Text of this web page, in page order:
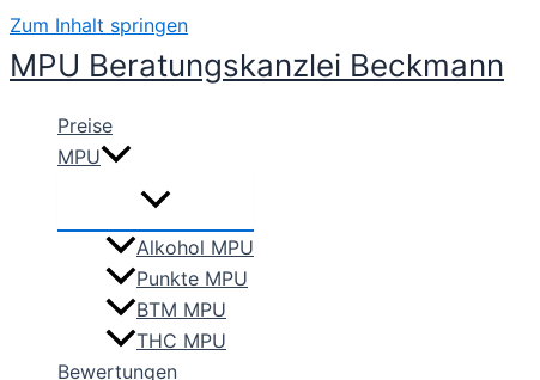
Zum Inhalt springen
MPU Beratungskanzlei Beckmann
Preise
MPU
Alkohol MPU
Punkte MPU
BTM MPU
THC MPU
Bewertungen